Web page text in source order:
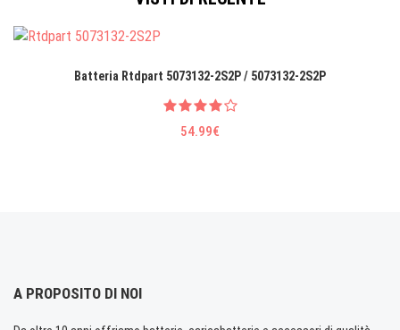
Batteria Rtdpart 5073132-2S2P / 5073132-2S2P
54.99€
A PROPOSITO DI NOI